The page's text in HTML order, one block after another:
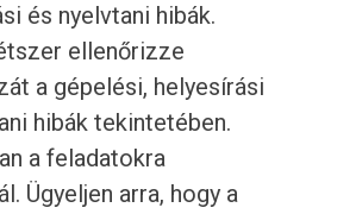
és nyelvtani hibák.
ellenőrizze
a gépelési, helyesírási
hibák tekintetében.
a feladatokra
Ügyeljen arra, hogy a